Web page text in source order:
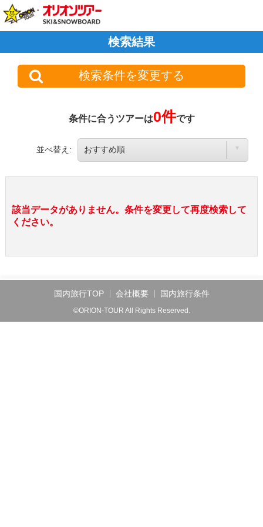
検索結果
検索条件を変更する
条件に合うツアーは0件です
並べ替え:
該当データがありません。条件を変更して再度検索して
ください。
国内旅行TOP 会社概要 国内旅行条件
©ORION-TOUR All Rights Reserved.